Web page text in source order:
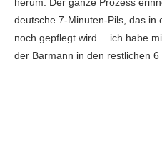
deutsche 7-Minuten-Pils, das in
noch gepflegt wird… ich habe
der Barmann in den restlichen